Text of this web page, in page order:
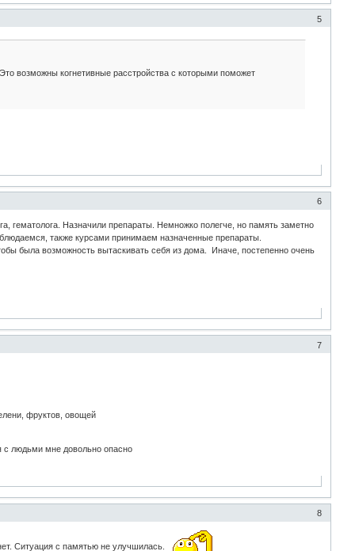
5
возможны когнетивные расстройства с которыми поможет
6
гематолога. Назначили препараты. Немножко полегче, но память заметно
также курсами принимаем назначенные препараты.
была возможность вытаскивать себя из дома. Иначе, постепенно очень
7
фруктов, овощей
с людьми мне довольно опасно
8
Ситуация с памятью не улучшилась.